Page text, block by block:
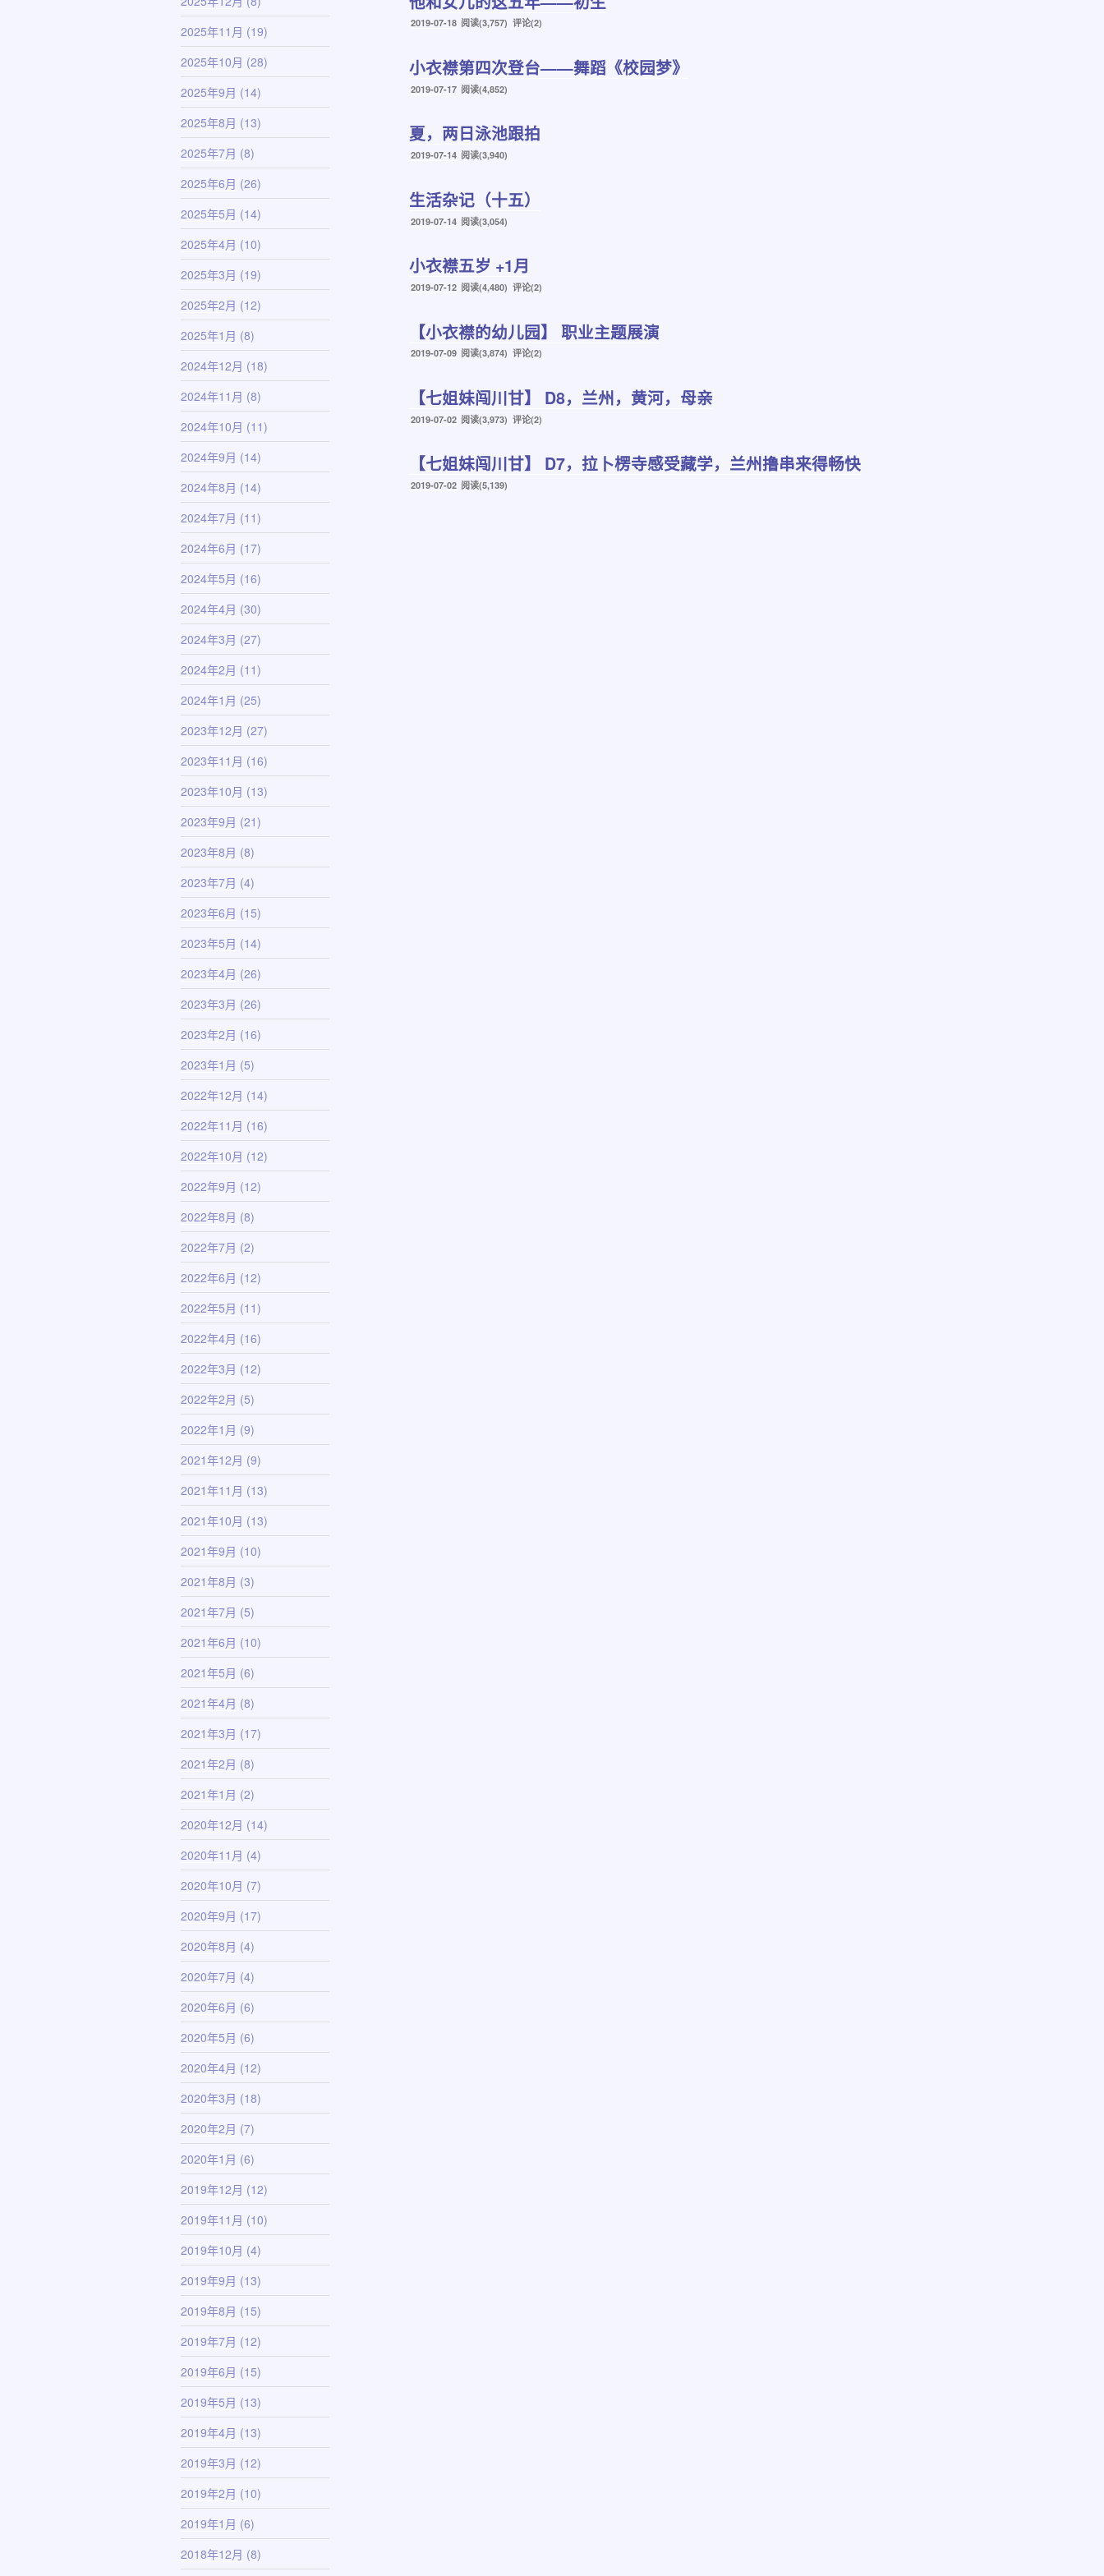
发
2019-07-18 阅读(3,757) 评论(2)
小衣襟第四次登台——舞蹈《校园梦》
发
2019-07-17 阅读(4,852)
夏，两日泳池跟拍
发
2019-07-14 阅读(3,940)
生活杂记（十五）
发
2019-07-14 阅读(3,054)
小衣襟五岁 +1月
发
2019-07-12 阅读(4,480) 评论(2)
【小衣襟的幼儿园】 职业主题展演
发
2019-07-09 阅读(3,874) 评论(2)
【七姐妹闯川甘】 D8，兰州，黄河，母亲
发
2019-07-02 阅读(3,973) 评论(2)
【七姐妹闯川甘】 D7，拉卜楞寺感受藏学，兰州撸串来得畅快
发
2019-07-02 阅读(5,139)
2025年11月 (19)
2025年10月 (28)
2025年9月 (14)
2025年8月 (13)
2025年7月 (8)
2025年6月 (26)
2025年5月 (14)
2025年4月 (10)
2025年3月 (19)
2025年2月 (12)
2025年1月 (8)
2024年12月 (18)
2024年11月 (8)
2024年10月 (11)
2024年9月 (14)
2024年8月 (14)
2024年7月 (11)
2024年6月 (17)
2024年5月 (16)
2024年4月 (30)
2024年3月 (27)
2024年2月 (11)
2024年1月 (25)
2023年12月 (27)
2023年11月 (16)
2023年10月 (13)
2023年9月 (21)
2023年8月 (8)
2023年7月 (4)
2023年6月 (15)
2023年5月 (14)
2023年4月 (26)
2023年3月 (26)
2023年2月 (16)
2023年1月 (5)
2022年12月 (14)
2022年11月 (16)
2022年10月 (12)
2022年9月 (12)
2022年8月 (8)
2022年7月 (2)
2022年6月 (12)
2022年5月 (11)
2022年4月 (16)
2022年3月 (12)
2022年2月 (5)
2022年1月 (9)
2021年12月 (9)
2021年11月 (13)
2021年10月 (13)
2021年9月 (10)
2021年8月 (3)
2021年7月 (5)
2021年6月 (10)
2021年5月 (6)
2021年4月 (8)
2021年3月 (17)
2021年2月 (8)
2021年1月 (2)
2020年12月 (14)
2020年11月 (4)
2020年10月 (7)
2020年9月 (17)
2020年8月 (4)
2020年7月 (4)
2020年6月 (6)
2020年5月 (6)
2020年4月 (12)
2020年3月 (18)
2020年2月 (7)
2020年1月 (6)
2019年12月 (12)
2019年11月 (10)
2019年10月 (4)
2019年9月 (13)
2019年8月 (15)
2019年7月 (12)
2019年6月 (15)
2019年5月 (13)
2019年4月 (13)
2019年3月 (12)
2019年2月 (10)
2019年1月 (6)
2018年12月 (8)